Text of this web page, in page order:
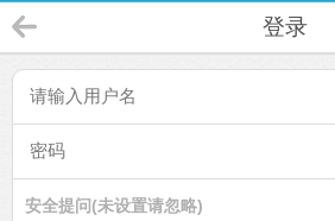
登录
安全提问(未设置请忽略)